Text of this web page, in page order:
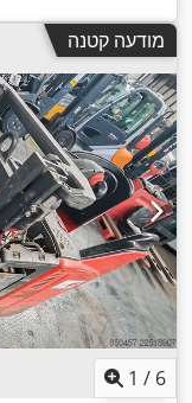
מודעה קטנה
1 / 6